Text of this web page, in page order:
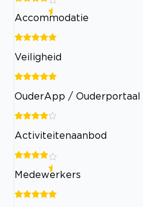
Accommodatie
Veiligheid
OuderApp / Ouderportaal
Activiteitenaanbod
Medewerkers